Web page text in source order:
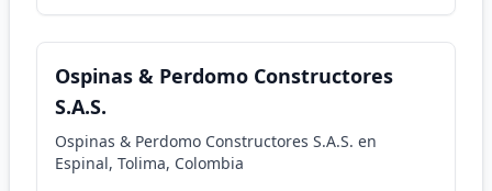
Ospinas & Perdomo Constructores
S.A.S.
Ospinas & Perdomo Constructores S.A.S. en
Espinal, Tolima, Colombia